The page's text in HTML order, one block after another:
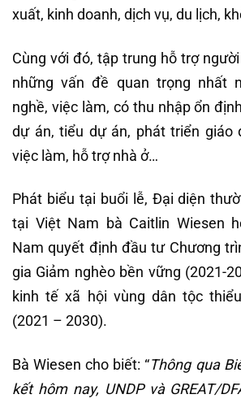
xuất, kinh doanh, dịch vụ, du lịch,
Cùng với đó, tập trung hỗ trợ
những vấn đề quan trọng nhất
nghề, việc làm, có thu nhập ổn
dự án, tiểu dự án, phát triển giáo
việc làm, hỗ trợ nhà ở…
Phát biểu tại buổi lễ, Đại diện
tại Việt Nam bà Caitlin Wiesen
Nam quyết định đầu tư Chương
gia Giảm nghèo bền vững (2021-
kinh tế xã hội vùng dân tộc
(2021 – 2030).
Bà Wiesen cho biết: “Thông qua
kết hôm nay, UNDP và GREAT/